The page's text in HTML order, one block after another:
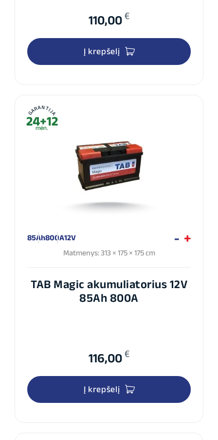
110,00 €
Į krepšelį
GARANTIJA
24+12
mėn.
85Ah800A12V
Matmenys: 313 × 175 × 175 cm
TAB Magic akumuliatorius 12V
85Ah 800A
116,00 €
Į krepšelį